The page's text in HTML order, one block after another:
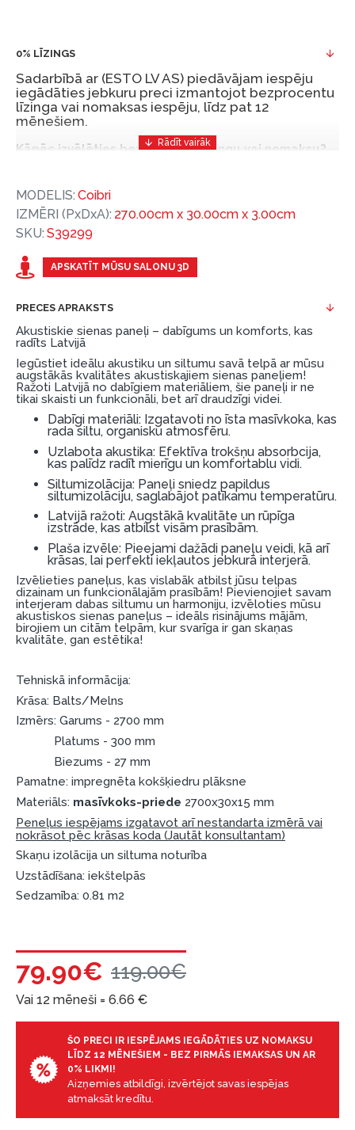
0% LĪZINGS
Sadarbībā ar (ESTO LV AS) piedāvājam iespēju
iegādāties jebkuru preci izmantojot bezprocentu
līzinga vai nomaksas iespēju, līdz pat 12
mēnešiem.
Kāpēc izvēlēties bezprocentu līzingu vai nomaksu?
un izdevīgs finansēšanas risinājums, lai iegādātos
vajadzīgās preces tulīt, bet par tām norēķinoties
vēlāk.
Ar ESTO iegūstiet bezprocentu līzinga vai nomaksas
priekšrocības bez pirmās iemaksas un ar nomaksas
Piemērs: Preces cena 300 €, termiņš: 12 mēneši,
pirmā iemaksa: 0 €, ikmēneša maksājums: 25 €,
kopējā pārmaksa: 0 €.
Līzingu un nomaksu varat noformēt arī apmeklējot mūsu
salonu Dārzciema ielā 91, Rīga, Latvija.
Dokumentu prasības:
ESTO LV AS (Dokumentu noformēšanai
nepieciešams Smart-ID, eParaksts eID, eParaksts
eID mobile, ESTO konts vai banka Swedbank,
Luminor, SEB vai Citadele).
Līguma nosacījumi:
Līzinga līgumu drīkst parakstīt tikai tā persona,
kura ir norādīta kredīta saņemšanas līgumā.
Papildu informācija:
preču piegādes noteikumiem
garantijas un atgriesanas noteikumiem
Finansiālā atbildība:
Aicinām aizņemties atbildīgi! Pirms aizņemties,
lūdzu, izvērtējiet savas finansiālās iespējas.
APSKATĪT MŪSU SALONU 3D
PRECES APRAKSTS
Akustiskie sienas paneļi – dabīgums un komforts, kas
radīts Latvijā
Iegūstiet ideālu akustiku un siltumu savā telpā ar mūsu
augstākās kvalitātes akustiskajiem sienas paneļiem!
Ražoti Latvijā no dabīgiem materiāliem, šie paneļi ir ne
tikai skaisti un funkcionāli, bet arī draudzīgi videi.
Dabīgi materiāli: Izgatavoti no īsta masīvkoka, kas
rada siltu, organisku atmosfēru.
Uzlabota akustika: Efektīva trokšņu absorbcija,
kas palīdz radīt mierīgu un komfortablu vidi.
Siltumizolācija: Paneļi sniedz papildus
siltumizolāciju, saglabājot patīkamu temperatūru.
Latvijā ražoti: Augstākā kvalitāte un rūpīga
izstrāde, kas atbilst visām prasībām.
Plaša izvēle: Pieejami dažādi paneļu veidi, kā arī
krāsas, lai perfekti iekļautos jebkurā interjerā.
Izvēlieties paneļus, kas vislabāk atbilst jūsu telpas
dizainam un funkcionālajām prasībām! Pievienojiet savam
interjeram dabas siltumu un harmoniju, izvēloties mūsu
akustiskos sienas paneļus – ideāls risinājums mājām,
birojiem un citām telpām, kur svarīga ir gan skaņas
kvalitāte, gan estētika!
Tehniskā informācija:
Krāsa: Balts/Melns
Izmērs: Garums - 2700 mm
Platums - 300 mm
Biezums - 27 mm
Pamatne: impregnēta kokšķiedru plāksne
Materiāls: masīvkoks-priede 2700x30x15 mm
Peneļus iespējams izgatavot arī nestandarta izmērā vai
nokrāsot pēc krāsas koda (Jautāt konsultantam)
Skaņu izolācija un siltuma noturība
Uzstādīšana: iekštelpās
Sedzamība: 0.81 m2
MODELIS: Coibri
IZMĒRI (PxDxA): 270.00cm x 30.00cm x 3.00cm
SKU: S39299
79.90€ 119.00€
Vai 12 mēneši = 6.66 €
ŠO PRECI IR IESPĒJAMS IEGĀDĀTIES UZ NOMAKSU
LĪDZ 12 MĒNEŠIEM - BEZ PIRMĀS IEMAKSAS UN AR
0% LIKMI!
Aizņemies atbildīgi, izvērtējot savas iespējas
atmaksāt kredītu.